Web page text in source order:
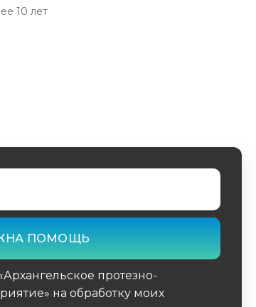
10 лет
протезно-
на обработку моих